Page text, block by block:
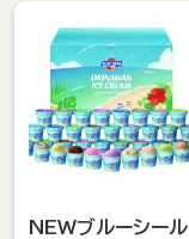
詳しくはこちら
実店舗でしか購
ンライン販売のご
「ユニオンオリ
が可能です。
ぜひ、この機会に
今後はさらなる
フレッシュプラザ
ぜひホームペ
NEWブルーシール